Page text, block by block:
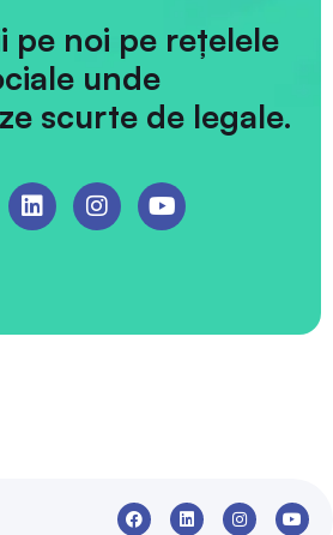
pe noi pe rețelele
unde
scurte de legale.